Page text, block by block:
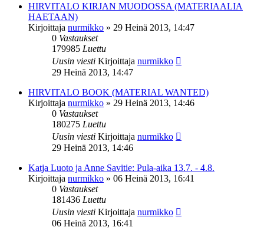
HIRVITALO KIRJAN MUODOSSA (MATERIAALIA
HAETAAN)
Kirjoittaja nurmikko » 29 Heinä 2013, 14:47
0 Vastaukset
179985 Luettu
Uusin viesti Kirjoittaja nurmikko
29 Heinä 2013, 14:47
HIRVITALO BOOK (MATERIAL WANTED)
Kirjoittaja nurmikko » 29 Heinä 2013, 14:46
0 Vastaukset
180275 Luettu
Uusin viesti Kirjoittaja nurmikko
29 Heinä 2013, 14:46
Katja Luoto ja Anne Savitie: Pula-aika 13.7. - 4.8.
Kirjoittaja nurmikko » 06 Heinä 2013, 16:41
0 Vastaukset
181436 Luettu
Uusin viesti Kirjoittaja nurmikko
06 Heinä 2013, 16:41